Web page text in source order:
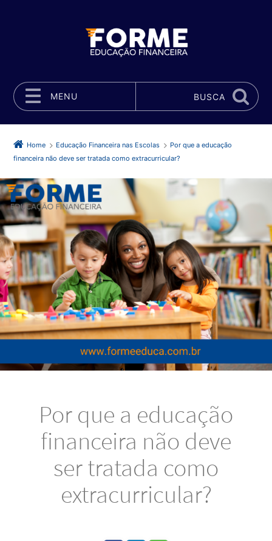
MENU
Pular para o conteúdo
BUSCA
Home Educação Financeira nas Escolas
Por que a educação
financeira não deve ser tratada como extracurricular?
Por que a educação
financeira não deve
ser tratada como
extracurricular?